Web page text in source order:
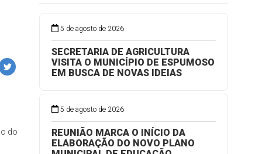
do
5 de agosto de 2026
SECRETARIA DE AGRICULTURA
VISITA O MUNICÍPIO DE ESPUMOSO
EM BUSCA DE NOVAS IDEIAS
5 de agosto de 2026
REUNIÃO MARCA O INÍCIO DA
ELABORAÇÃO DO NOVO PLANO